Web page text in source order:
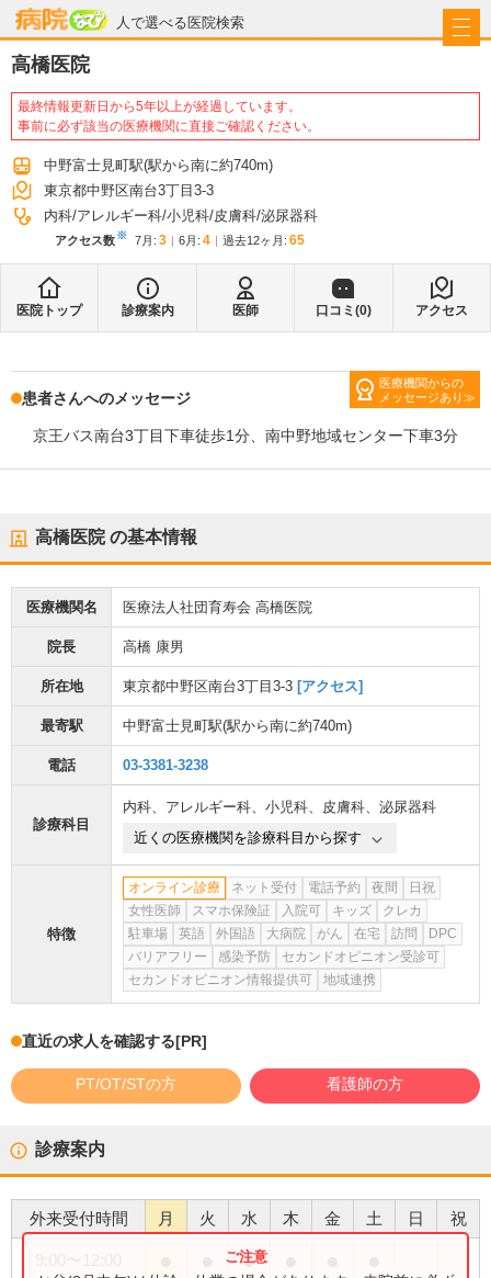
人で選べる医院検索
病院なび
高橋医院
最終情報更新日から5年以上が経過しています。
事前に必ず該当の医療機関に直接ご確認ください。
中野富士見町駅(駅から南に約740m)
東京都中野区南台3丁目3-3
内科 アレルギー科 小児科 皮膚科 泌尿器科
アクセス数※ 7月 : 3 6月 : 4 過去12ヶ月: 65
医院トップ 診療案内 医師 口コミ(0) アクセス
医療機関からの
メッセージあり
患者さんへのメッセージ
京王バス南台3丁目下車徒歩1分、南中野地域センター下車3分
高橋医院の基本情報
医療機関名 医療法人社団育寿会 高橋医院
院長 高橋 康男
所在地 東京都中野区南台3丁目3-3 [アクセス]
最寄駅 中野富士見町駅(駅から南に約740m)
電話 03-3381-3238
診療科目
内科、 アレルギー科、 小児科、 皮膚科、 泌尿器科
近くの医療機関を診療科目から探す
特徴
オンライン診療 ネット受付 電話予約 夜間
日祝
女性医師
スマホ保険証 入院可 キッズ
クレカ
駐車場
英語 外国語 大病院 がん 在宅 訪問
DPC
バリアフリー
感染予防
セカンドオピニオン受診可
セカンドオピニオン情報提供可
地域連携
直近の求人を確認する[PR]
PT/OT/STの方 看護師の方
診療案内
外来受付時間 月 火 水 木 金 土 日 祝
●